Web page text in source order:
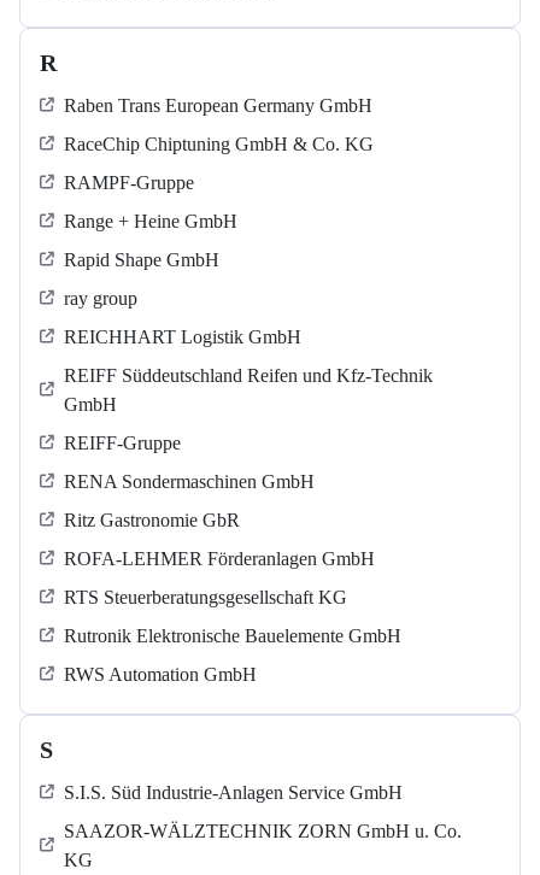
R
Raben Trans European Germany GmbH
RaceChip Chiptuning GmbH & Co. KG
RAMPF-Gruppe
Range + Heine GmbH
Rapid Shape GmbH
ray group
REICHHART Logistik GmbH
REIFF Süddeutschland Reifen und Kfz-Technik
GmbH
REIFF-Gruppe
RENA Sondermaschinen GmbH
Ritz Gastronomie GbR
ROFA-LEHMER Förderanlagen GmbH
RTS Steuerberatungsgesellschaft KG
Rutronik Elektronische Bauelemente GmbH
RWS Automation GmbH
S
S.I.S. Süd Industrie-Anlagen Service GmbH
SAAZOR-WÄLZTECHNIK ZORN GmbH u. Co.
KG